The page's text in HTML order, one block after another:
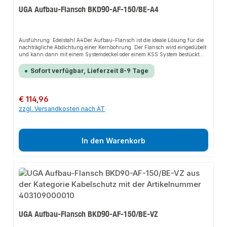
UGA Aufbau-Flansch BKD90-AF-150/BE-A4
Ausführung: Edelstahl A4Der Aufbau-Flansch ist die ideale Lösung für die
nachträgliche Abdichtung einer Kernbohrung. Der Flansch wird eingedübelt
und kann dann mit einem Systemdeckel oder einem KSS System bestückt
Einfacher lassen sich Käbel nicht abdichten.Vorteilenachträgliche
Abdichtung einer Kernbohrung auf einer Wand oder Decke schnelle und
Varianten durch passgenaue Systemdeckel und Systemeinsätze der BKD90-
Serie Technische Details: Gas- und wasserdicht bis 2 bar mit passendem
Dichtelement (Systemdeckel oder Systemeinsatz) Rahmenmaß: 150 x 150 mm
Beanspruchungsklasse 1 und 2 10 mm EPDM-Flanschdichtung auf der
Wandseite Nur Systemdeckel verwendbar für diese Vaianten
Werkstoffangaben:Aufbauflansch (Aluminium), Schutzdeckel (PE),
Befestigungselemente (Edelstahl A4), Flanschdichtung (EPDM)
Sofort verfügbar, Lieferzeit 8-9 Tage
Regulärer Preis:
€ 114,96
zzgl. Versandkosten nach AT
In den Warenkorb
UGA Aufbau-Flansch BKD90-AF-150/BE-VZ